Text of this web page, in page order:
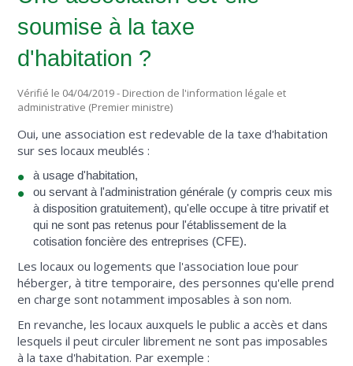
soumise à la taxe
d'habitation ?
Vérifié le 04/04/2019 - Direction de l'information légale et
administrative (Premier ministre)
Oui, une association est redevable de la taxe d'habitation
sur ses locaux meublés :
à usage d'habitation,
ou servant à l'administration générale (y compris ceux mis
à disposition gratuitement), qu'elle occupe à titre privatif et
qui ne sont pas retenus pour l'établissement de la
cotisation foncière des entreprises (CFE).
Les locaux ou logements que l'association loue pour
héberger, à titre temporaire, des personnes qu'elle prend
en charge sont notamment imposables à son nom.
En revanche, les locaux auxquels le public a accès et dans
lesquels il peut circuler librement ne sont pas imposables
à la taxe d'habitation. Par exemple :